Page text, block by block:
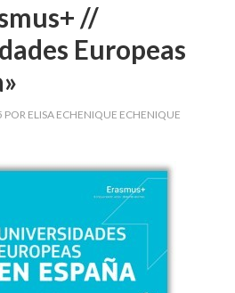
//
Europeas
POR ELISA ECHENIQUE ECHENIQUE